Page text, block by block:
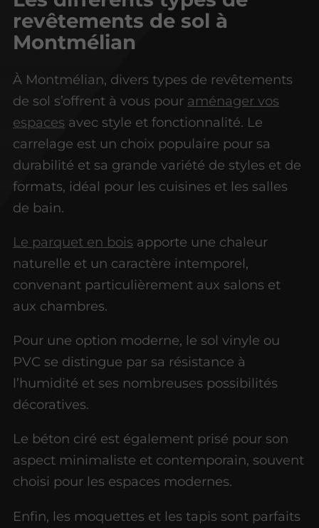
revêtements de sol à
Montmélian
À Montmélian, divers types de revêtements
de sol s’offrent à vous pour aménager vos
espaces avec style et fonctionnalité. Le
carrelage est un choix populaire pour sa
durabilité et sa grande variété de styles et de
formats, idéal pour les cuisines et les salles
de bain.
Le parquet en bois apporte une chaleur
naturelle et un caractère intemporel,
convenant particulièrement aux salons et
aux chambres.
Pour une option moderne, le sol vinyle ou
PVC se distingue par sa résistance à
l’humidité et ses nombreuses possibilités
décoratives.
Le béton ciré est également prisé pour son
aspect minimaliste et contemporain, souvent
choisi pour les espaces modernes.
Enfin, les moquettes et les tapis sont parfaits